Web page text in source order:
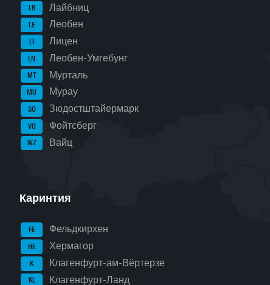
LB Лайбниц
LE Леобен
LI Лицен
LN Леобен-Умгебунг
MT Мурталь
MU Мурау
SO Зюдостштайермарк
VO Фойтсберг
WZ Вайц
Каринтия
FE Фельдкирхен
HE Хермагор
K Клагенфурт-ам-Вёртерзе
KL Клагенфурт-Ланд